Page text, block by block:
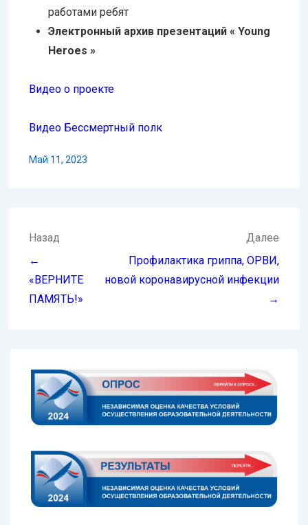
работами ребят
Электронный архив презентаций « Young
Heroes »
Видео о проекте
Видео Бессмертный полк
Май 11, 2023
Навигация
по
записям
Назад
←
«ВЕРНИТЕ
ПАМЯТЬ!»
Далее
Профилактика гриппа, ОРВИ,
новой коронавирусной инфекции
→